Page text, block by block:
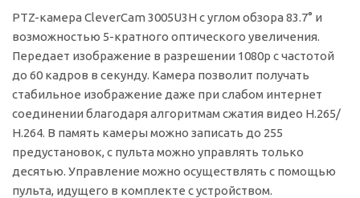
PTZ-камера CleverCam 3005U3H c углом обзора 83.7° и
возможностью 5-кратного оптического увеличения.
Передает изображение в разрешении 1080р с частотой
до 60 кадров в секунду. Камера позволит получать
стабильное изображение даже при слабом интернет
соединении благодаря алгоритмам сжатия видео H.265/
H.264. В память камеры можно записать до 255
предустановок, с пульта можно управлять только
десятью. Управление можно осуществлять с помощью
пульта, идущего в комплекте с устройством.